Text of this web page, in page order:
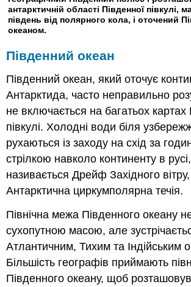
антарктичній області Південної півкулі,
південь від полярного кола, і оточений
океаном.
Південний океан
Південний океан, який оточує
Антарктида, часто неправильно
не включається на багатьох картах
півкулі. Холодні води біля
рухаються із заходу на схід за
стрілкою навколо континенту в
називається Дрейф Західного
Антарктична циркумполярна течія.
Північна межа Південного океану
сухопутною масою, але
Атлантичним, Тихим та Індійським
Більшість географів приймають
Південного океану, щоб